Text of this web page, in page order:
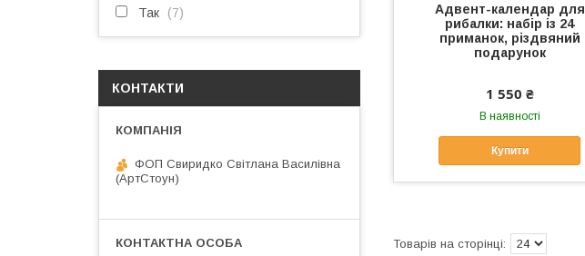
Адвент-календар для
рибалки: набір із 24
приманок, різдвяний
подарунок
1 550 ₴
В наявності
Купити
Так 7
КОНТАКТИ
ФОП Свиридко Світлана Василівна
(АртСтоун)